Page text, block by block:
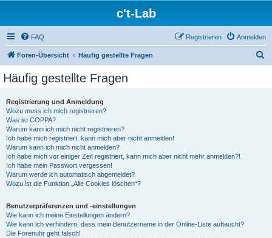
c't-Lab
FAQ Anmelden
Registrieren
Foren-Übersicht Häufig gestellte Fragen
Häufig gestellte Fragen
Registrierung und Anmeldung
Wozu muss ich mich registrieren?
Was ist COPPA?
Warum kann ich mich nicht registrieren?
Ich habe mich registriert, kann mich aber nicht anmelden!
Warum kann ich mich nicht anmelden?
Ich habe mich vor einiger Zeit registriert, kann mich aber nicht mehr anmelden?!
Ich habe mein Passwort vergessen!
Warum werde ich automatisch abgemeldet?
Wozu ist die Funktion „Alle Cookies löschen“?
Benutzerpräferenzen und -einstellungen
Wie kann ich meine Einstellungen ändern?
Wie kann ich verhindern, dass mein Benutzername in der Online-Liste auftaucht?
Die Forenuhr geht falsch!